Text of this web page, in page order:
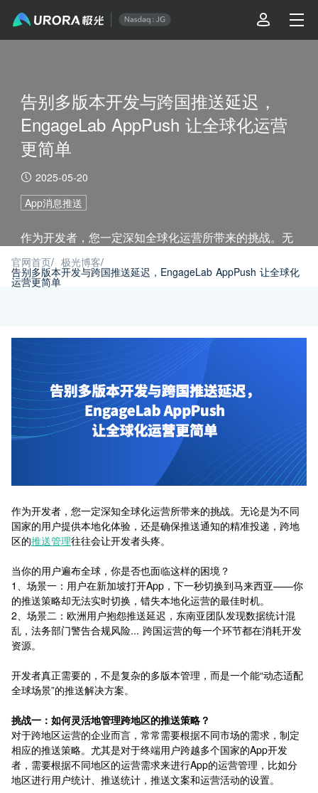
告别多版本开发与跨国推送延迟，
EngageLab AppPush 让全球化运营
更简单
2025-05-20
App消息推送
作为开发者，您一定深知全球化运营所带来的挑战。无
论是为不同国家的用户提供本地化体验，还是确保推送
通知的精准投递，跨地区的推送管理往往会让开发者头
官网首页/ 极光博客/
告别多版本开发与跨国推送延迟，EngageLab AppPush 让全球化
运营更简单
作为开发者，您一定深知全球化运营所带来的挑战。无论是为不同
国家的用户提供本地化体验，还是确保推送通知的精准投递，跨地
区的推送管理往往会让开发者头疼。
当你的用户遍布全球，你是否也面临这样的困境？
1、场景一：用户在新加坡打开App，下一秒切换到马来西亚——你
的推送策略却无法实时切换，错失本地化运营的最佳时机。
2、场景二：欧洲用户抱怨推送延迟，东南亚团队发现数据统计混
乱，法务部门警告合规风险... 跨国运营的每一个环节都在消耗开发
资源。
开发者真正需要的，不是复杂的多版本管理，而是一个能“动态适配
全球场景”的推送解决方案。
挑战一：如何灵活地管理跨地区的推送策略？
对于跨地区运营的企业而言，常常需要根据不同市场的需求，制定
相应的推送策略。尤其是对于终端用户跨越多个国家的App开发
者，需要根据不同地区的运营需求来进行App的运营管理，比如分
地区进行用户统计、推送统计，推送文案和运营活动的设置。